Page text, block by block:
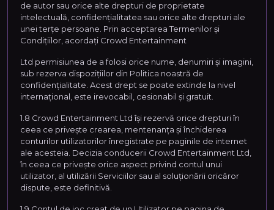
de autor sau orice alte drepturi de proprietate
intelectuală, confidențialitatea sau orice alte drepturi ale
unei terțe persoane. Prin acceptarea Termenilor și
Condițiilor, acordați Crowd Entertainment
Ltd permisiunea de a folosi orice nume, denumiri și imagini,
sub rezerva dispozițiilor din Politica noastră de
confidențialitate. Acest drept se poate extinde la nivel
internațional, este irevocabil, cesionabil și gratuit.
1.8 Crowd Entertainment Ltd își rezervă orice drepturi în
ceea ce privește crearea, mentenanța și închiderea
conturilor utilizatorilor înregistrate pe paginile de internet
ale acesteia. Decizia conducerii Crowd Entertainment Ltd,
în ceea ce privește orice aspect privind contul unui
utilizator, al utilizării Serviciilor sau al soluționării oricăror
dispute, este definitivă.